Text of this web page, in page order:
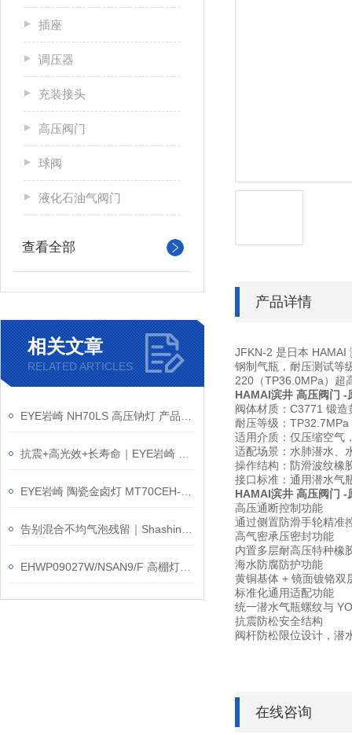
插座
调压器
充装接头
高压阀门
球阀
液化石油气阀门
查看全部
相关文章
RELATED ARTICLES
产品详情
JFKN-2 是日本 HAMAI
钢制气瓶，耐压测试等
220（TP36.0MPa）超
HAMAI滨井 高压阀门 -
阀体材质：C3771 锻
耐压等级：
适用介质：仅压缩空气
适配场景：水肺潜水、
操作结构：防滑波纹橡
接口标准：通用潜水气
HAMAI滨井 高压阀门 -
高压通断控制功能
通过侧置防滑手轮精准
高气密承压密封功能
内置多层耐高压特种橡
海水防腐防护功能
黄铜基体 + 镜面镀铬双
标准化通用适配功能
统一潜水气瓶螺纹与
抗震防松安全结构
阀杆防松限位设计，潜
在线咨询